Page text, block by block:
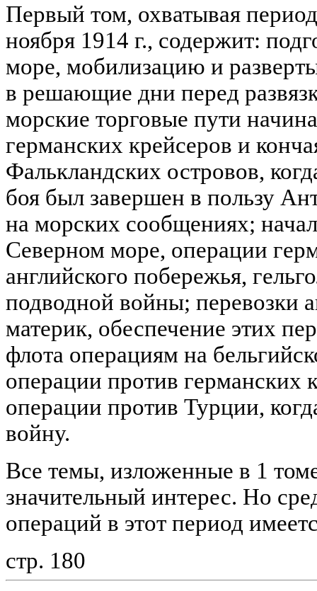
Первый том, охватывая
ноября 1914 г., содержит:
море, мобилизацию и
в решающие дни перед
морские торговые пути
германских крейсеров и
Фалькландских островов,
боя был завершен в пользу
на морских сообщениях;
Северном море, операции
английского побережья,
подводной войны; перевозки
материк, обеспечение этих
флота операциям на
операции против германских
операции против Турции,
войну.
Все темы, изложенные в 1
значительный интерес. Но
операций в этот период
стр. 180